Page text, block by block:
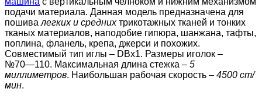
подачи материала. Данная модель предназначена для
пошива легких и среднихтрикотажных тканей и тонких
тканых материалов, наподобие гипюра, шанжана, тафты,
поплина, фланель, крепа, джерси и похожих.
Совместимый тип иглы – DBx1. Размеры иголок –
№70―110. Максимальная длина стежка – 5
миллиметров. Наибольшая рабочая скорость – 4500 ст/
мин.